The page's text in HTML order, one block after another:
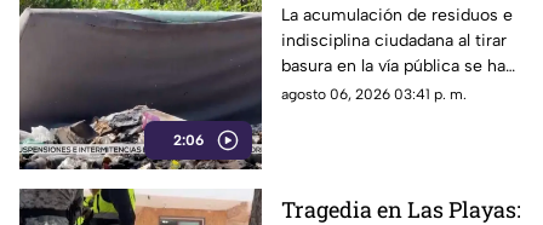
2:06
exigen conciencia y
sanciones más
estrictas
La acumulación de residuos e
indisciplina ciudadana al tirar
basura en la vía pública se ha
consolidado como un grave
agosto 06, 2026 03:41 p. m.
Tragedia en Las Playas: